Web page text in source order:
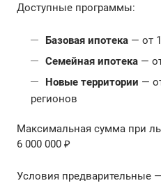
Доступные программы:
Базовая ипотека — от
Семейная ипотека —
Новые территории —
регионов
Максимальная сумма при
6 000 000 ₽
Условия предварительные